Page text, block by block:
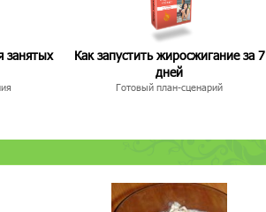
занятых
Как запустить жиросжигание за 7
дней
Готовый план-сценарий